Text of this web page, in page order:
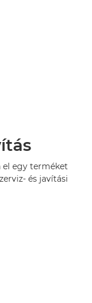
el egy terméket
és javítási